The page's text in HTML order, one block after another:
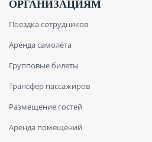
ОРГАНИЗАЦИЯМ
Поездка сотрудников
Аренда самолёта
Групповые билеты
Трансфер пассажиров
Размещение гостей
Аренда помещений